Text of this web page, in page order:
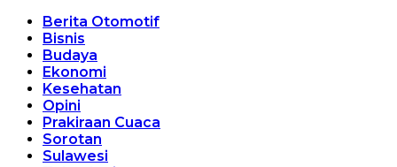
Berita Otomotif
Bisnis
Budaya
Ekonomi
Kesehatan
Opini
Prakiraan Cuaca
Sorotan
Sulawesi